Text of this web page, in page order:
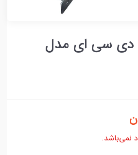
دی سی ای مدل
نمی‌باشد.